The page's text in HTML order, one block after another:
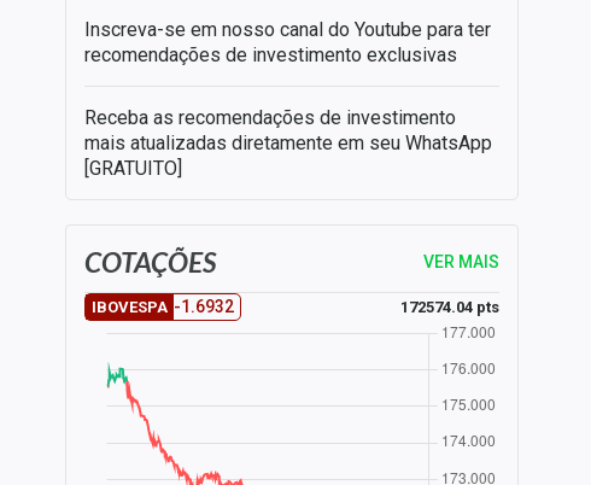
Inscreva-se em nosso canal do Youtube para ter
recomendações de investimento exclusivas
Receba as recomendações de investimento
mais atualizadas diretamente em seu WhatsApp
[GRATUITO]
COTAÇÕES VER MAIS
IBOVESPA -1.6932 172574.04 pts